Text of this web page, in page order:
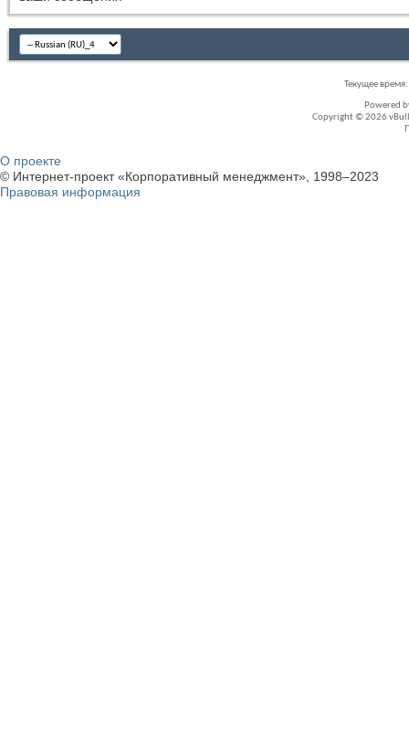
Текущее время:
Powered
Copyright © 2026
О проекте
© Интернет-проект «Корпоративный менеджмент», 1998–2023
Правовая информация